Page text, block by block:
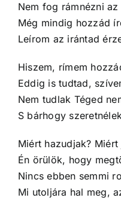
Nem fog rámnézni
Még mindig hozzád
Leírom az irántad
Hiszem, rímem
Eddig is tudtad,
Nem tudlak Téged
S bárhogy
Miért hazudjak?
Én örülök, hogy
Nincs ebben semmi
Mi utoljára hal meg,